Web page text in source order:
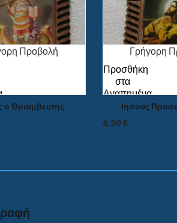
Προβολή
ο Θριαμβευτής
Γρήγορη
Προσθήκη
στα
Αγαπημένα
Ιησούς
6.50€